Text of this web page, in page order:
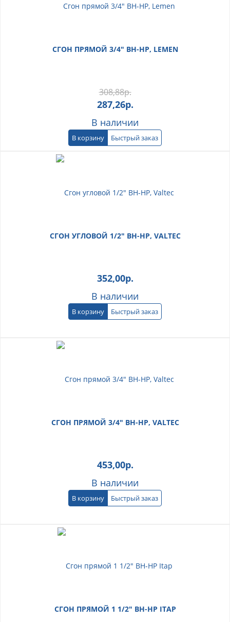
СГОН ПРЯМОЙ 3/4" ВН-НР, LEMEN
308,88р.
287,26р.
В наличии
В корзину Быстрый заказ
СГОН УГЛОВОЙ 1/2" ВН-НР, VALTEC
352,00р.
В наличии
В корзину Быстрый заказ
СГОН ПРЯМОЙ 3/4" ВН-НР, VALTEC
453,00р.
В наличии
В корзину Быстрый заказ
СГОН ПРЯМОЙ 1 1/2" ВН-НР ITAP